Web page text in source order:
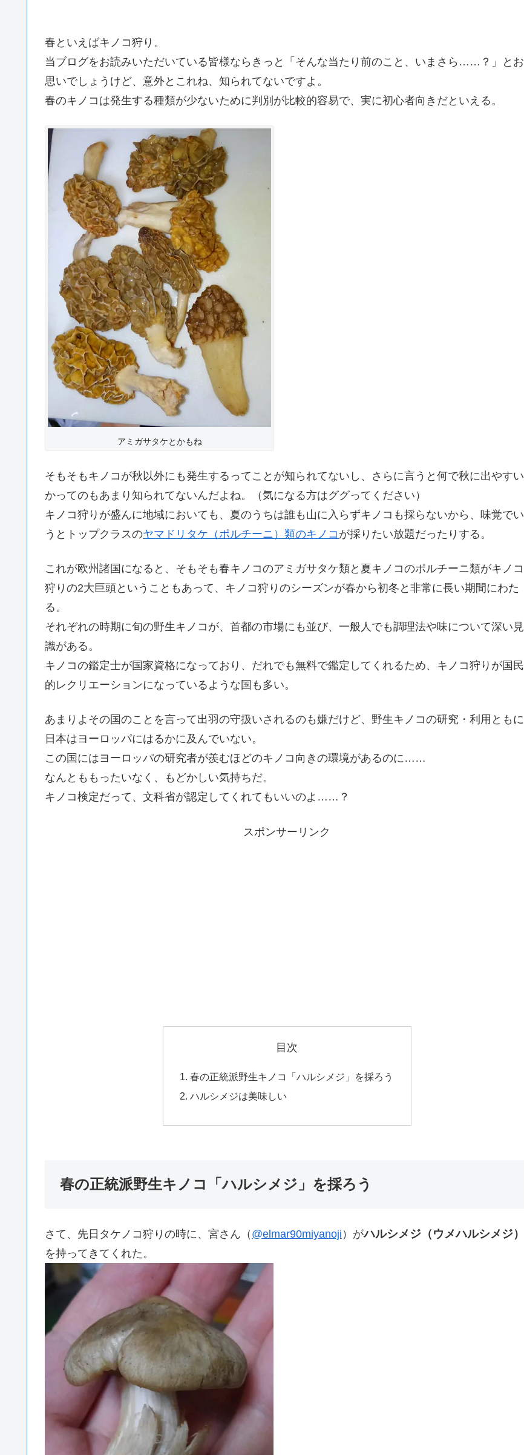
春といえばキノコ狩り。
当ブログをお読みいただいている皆様ならきっと「そんな当たり前のこと、いまさら……？」とお
思いでしょうけど、意外とこれね、知られてないですよ。
春のキノコは発生する種類が少ないために判別が比較的容易で、実に初心者向きだといえる。
アミガサタケとかもね
そもそもキノコが秋以外にも発生するってことが知られてないし、さらに言うと何で秋に出やすい
かってのもあまり知られてないんだよね。（気になる方はググってください）
キノコ狩りが盛んに地域においても、夏のうちは誰も山に入らずキノコも採らないから、味覚でい
うとトップクラスのヤマドリタケ（ポルチーニ）類のキノコ が採りたい放題だったりする。
これが欧州諸国になると、そもそも春キノコのアミガサタケ類と夏キノコのポルチーニ類がキノコ
狩りの2大巨頭ということもあって、キノコ狩りのシーズンが春から初冬と非常に長い期間にわた
る。
それぞれの時期に旬の野生キノコが、首都の市場にも並び、一般人でも調理法や味について深い見
識がある。
キノコの鑑定士が国家資格になっており、だれでも無料で鑑定してくれるため、キノコ狩りが国民
的レクリエーションになっているような国も多い。
あまりよその国のことを言って出羽の守扱いされるのも嫌だけど、野生キノコの研究・利用ともに
日本はヨーロッパにはるかに及んでいない。
この国にはヨーロッパの研究者が羨むほどのキノコ向きの環境があるのに……
なんとももったいなく、もどかしい気持ちだ。
キノコ検定だって、文科省が認定してくれてもいいのよ……？
スポンサーリンク
目次
春の正統派野生キノコ「ハルシメジ」を採ろう
ハルシメジは美味しい
春の正統派野生キノコ「ハルシメジ」を採ろう
さて、先日タケノコ狩りの時に、宮さん（ @elmar90miyanoji ）がハルシメジ（ウメハルシメジ）
を持ってきてくれた。